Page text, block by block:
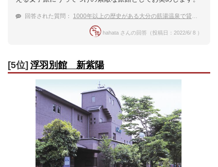
回答された質問： 1000年以上の歴史がある大分の筋湯温泉で貸切風呂がある温泉宿
hahata さんの回答（投稿日：2022/6/ 8 ）
[5位] 浮羽別館 新紫陽